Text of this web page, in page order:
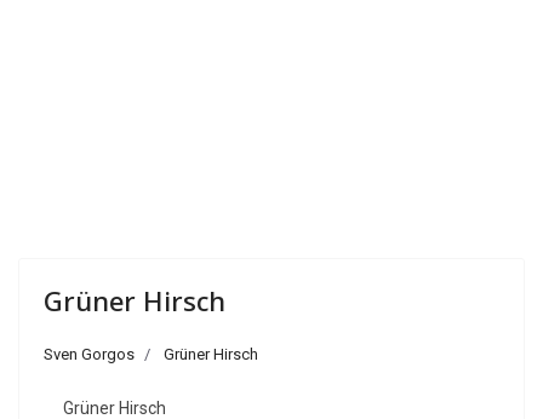
Grüner Hirsch
Sven Gorgos Grüner Hirsch
Grüner Hirsch